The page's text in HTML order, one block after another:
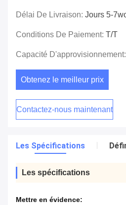
Délai De Livraison: Jours 5-
Conditions De Paiement: T/T
Capacité D'approvisionnement:
Obtenez le meilleur prix
Contactez-nous maintenant
Les Spécifications
Les spécifications
Mettre en évidence: